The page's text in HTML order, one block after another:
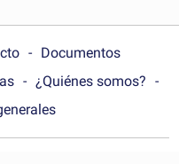
Documentos
¿Quiénes somos?